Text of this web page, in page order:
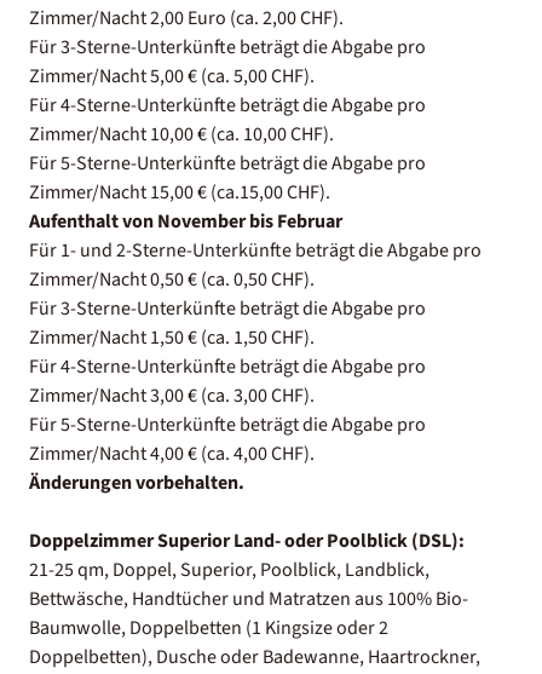
Zimmer/Nacht 2,00 Euro (ca. 2,00 CHF).
Für 3-Sterne-Unterkünfte beträgt die Abgabe pro
Zimmer/Nacht 5,00 € (ca. 5,00 CHF).
Für 4-Sterne-Unterkünfte beträgt die Abgabe pro
Zimmer/Nacht 10,00 € (ca. 10,00 CHF).
Für 5-Sterne-Unterkünfte beträgt die Abgabe pro
Zimmer/Nacht 15,00 € (ca.15,00 CHF).
Aufenthalt von November bis Februar
Für 1- und 2-Sterne-Unterkünfte beträgt die Abgabe pro
Zimmer/Nacht 0,50 € (ca. 0,50 CHF).
Für 3-Sterne-Unterkünfte beträgt die Abgabe pro
Zimmer/Nacht 1,50 € (ca. 1,50 CHF).
Für 4-Sterne-Unterkünfte beträgt die Abgabe pro
Zimmer/Nacht 3,00 € (ca. 3,00 CHF).
Für 5-Sterne-Unterkünfte beträgt die Abgabe pro
Zimmer/Nacht 4,00 € (ca. 4,00 CHF).
Änderungen vorbehalten.
Doppelzimmer Superior Land- oder Poolblick (DSL):
21-25 qm, Doppel, Superior, Poolblick, Landblick,
Bettwäsche, Handtücher und Matratzen aus 100% Bio-
Baumwolle, Doppelbetten (1 Kingsize oder 2
Doppelbetten), Dusche oder Badewanne, Haartrockner,